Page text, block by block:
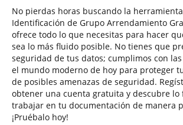
No pierdas horas buscando la
Identificación de Grupo Arrendamiento
ofrece todo lo que necesitas para hacer
sea lo más fluido posible. No tienes que
seguridad de tus datos; cumplimos con
el mundo moderno de hoy para proteger
de posibles amenazas de seguridad.
obtener una cuenta gratuita y descubre lo
trabajar en tu documentación de manera
¡Pruébalo hoy!